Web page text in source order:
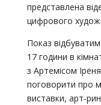
представлена
цифрового
Показ
17 години в
з Артемісом
поговорити про
виставки, арт-